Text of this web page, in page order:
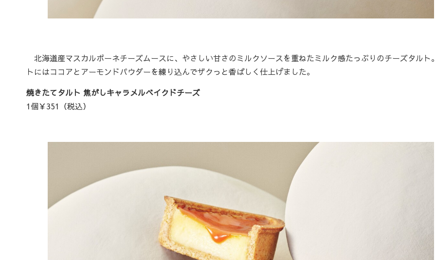
北海道産マスカルポーネチーズムースに、やさしい甘さのミルクソースを重ねたミルク感たっぷりのチーズタルト
トにはココアとアーモンドパウダーを練り込んでザクっと香ばしく仕上げました。
焼きたてタルト 焦がしキャラメルベイクドチーズ
1個￥351（税込）